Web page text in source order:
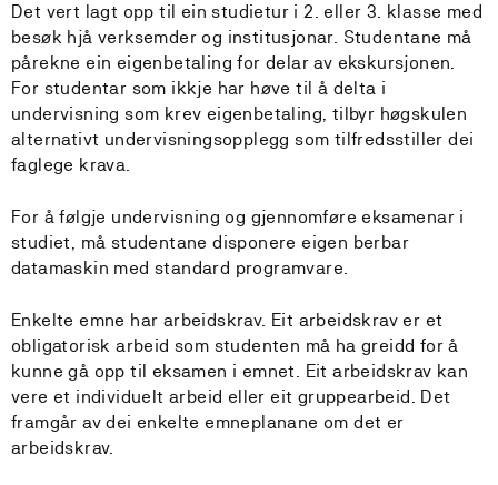
Det vert lagt opp til ein studietur i 2. eller 3. klasse med
besøk hjå verksemder og institusjonar. Studentane må
pårekne ein eigenbetaling for delar av ekskursjonen.
For studentar som ikkje har høve til å delta i
undervisning som krev eigenbetaling, tilbyr høgskulen
alternativt undervisningsopplegg som tilfredsstiller dei
faglege krava.
For å følgje undervisning og gjennomføre eksamenar i
studiet, må studentane disponere eigen berbar
datamaskin med standard programvare.
Enkelte emne har arbeidskrav. Eit arbeidskrav er et
obligatorisk arbeid som studenten må ha greidd for å
kunne gå opp til eksamen i emnet. Eit arbeidskrav kan
vere et individuelt arbeid eller eit gruppearbeid. Det
framgår av dei enkelte emneplanane om det er
arbeidskrav.